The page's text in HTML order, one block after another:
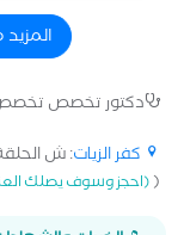
دكتور تخصص
كفر الزيات: ش
((احجز وسوف يصلك